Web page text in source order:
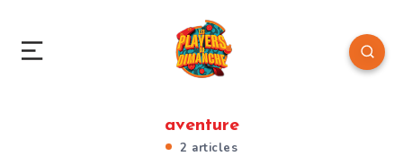
aventure
2 articles